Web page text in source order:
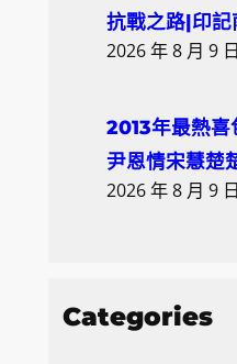
抗戰之路|印記
2026 年 8 月 9 日
2013年最熱喜
尹恩情宋慧楚
2026 年 8 月 9 日
Categories